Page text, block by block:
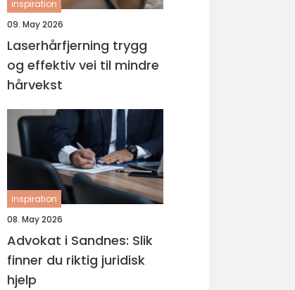
inspiration
09. May 2026
Laserhårfjerning trygg
og effektiv vei til mindre
hårvekst
inspiration
08. May 2026
Advokat i Sandnes: Slik
finner du riktig juridisk
hjelp